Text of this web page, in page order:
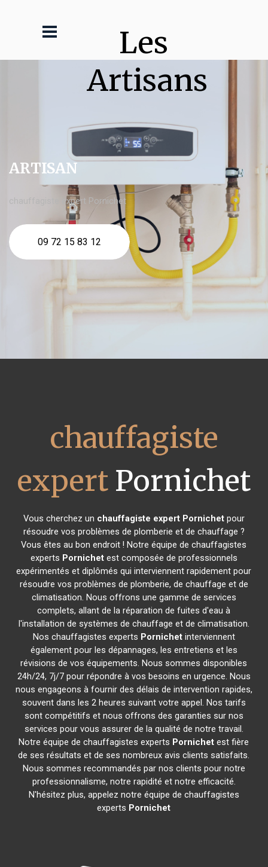
Les
Artisans
ARTISAN
chauffagiste expert Pornichet
09 72 15 83 12
chauffagiste
expertPornichet
Vous cherchez un chauffagiste expert Pornichetpour
résoudre vos problèmes de plomberie et de chauffage ?
Vous êtes au bon endroit ! Notre équipe de chauffagistes
experts Pornichetest composée de professionnels
expérimentés et diplômés qui interviennent rapidement pour
résoudre vos problèmes de plomberie, de chauffage et de
climatisation. Nous offrons une gamme de services
complets, allant de la réparation de fuites d'eau à
l'installation de systèmes de chauffage et de climatisation.
Nos chauffagistes experts Pornichetinterviennent
également pour les dépannages, les entretiens et les
révisions de vos équipements. Nous sommes disponibles
24h/24, 7j/7 pour répondre à vos besoins en urgence. Nous
nous engageons à fournir des délais de intervention rapides,
souvent dans les 2 heures suivant votre appel. Nos tarifs
sont compétitifs et nous offrons des garanties sur nos
services pour vous assurer de la qualité de notre travail.
Notre équipe de chauffagistes experts Pornichet est fière
de ses résultats et de ses nombreux avis clients satisfaits.
Nous sommes recommandés par nos clients pour notre
professionnalisme, notre rapidité et notre efficacité.
N'hésitez plus, appelez notre équipe de chauffagistes
experts Pornichet